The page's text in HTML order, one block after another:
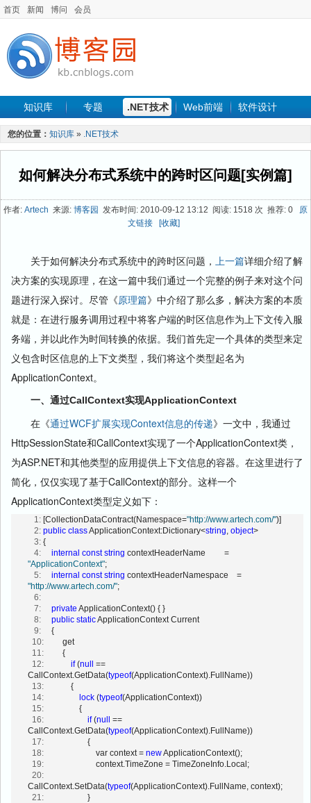
首页 新闻 博问 会员
知识库 专题 .NET技术 Web前端 软件设计
手机开发 软件工程
最新文章
您的位置： 知识库 » .NET技术
如何解决分布式系统中的跨时区问题[实例篇]
作者: Artech 来源: 博客园 发布时间: 2010-09-12 13:12 阅读: 1518 次 推荐: 0 原
文链接
[收藏]
关于如何解决分布式系统中的跨时区问题， 上一篇详细介绍了解
决方案的实现原理，在这一篇中我们通过一个完整的例子来对这个问
题进行深入探讨。尽管《原理篇》中介绍了那么多，解决方案的本质
就是：在进行服务调用过程中将客户端的时区信息作为上下文传入服
务端，并以此作为时间转换的依据。我们首先定一个具体的类型来定
义包含时区信息的上下文类型，我们将这个类型起名为
ApplicationContext。
一、通过CallContext实现ApplicationContext
在《通过WCF扩展实现Context信息的传递》一文中，我通过
HttpSessionState和CallContext实现了一个ApplicationContext类，
为ASP.NET和其他类型的应用提供上下文信息的容器。在这里进行了
简化，仅仅实现了基于CallContext的部分。这样一个
ApplicationContext类型定义如下：
   1:
[CollectionDataContract(Namespace="http://www.artech.com/")]
   2:
public class ApplicationContext:Dictionary<string, object>
   3:
{
   4:
internal const string
"ApplicationContext";
   5:
internal const string
"http://www.artech.com/";
   6:
   7:
private ApplicationContext() { }
   8:
public static ApplicationContext Current
   9:
     {
  10:
         get
  11:
         {
  12:
if (null
==
CallContext.GetData(typeof(ApplicationContext).FullName))
  13:
             {
  14:
lock (typeof(ApplicationContext))
  15:
                 {
  16:
if (null
==
CallContext.GetData(typeof(ApplicationContext).FullName))
  17:
                     {
  18:
                         var context =
new ApplicationContext();
  19:
                         context.TimeZone = TimeZoneInfo.Local;
  20:
CallContext.SetData(typeof(ApplicationContext).FullName, context);
  21:
                     }